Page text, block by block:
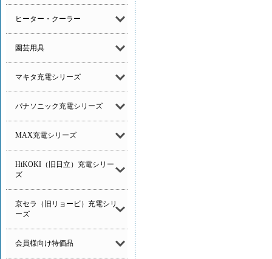
ヒーター・クーラー
園芸用具
マキタ充電シリーズ
パナソニック充電シリーズ
MAX充電シリーズ
HiKOKI（旧日立）充電シリー
ズ
京セラ（旧リョービ）充電シリ
ーズ
会員様向け特価品